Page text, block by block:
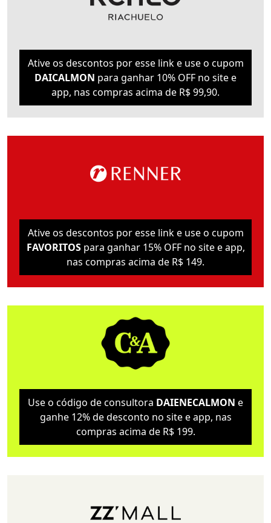
Ative os descontos por esse link e use o cupom
DAICALMON para ganhar 10% OFF no site e
app, nas compras acima de R$ 99,90.
Ative os descontos por esse link e use o cupom
FAVORITOSpara ganhar 15% OFF no site e app,
nas compras acima de R$ 149.
Use o código de consultora DAIENECALMON e
ganhe 12% de desconto no site e app, nas
compras acima de R$ 199.